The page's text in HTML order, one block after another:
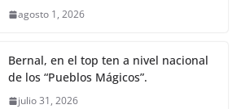
agosto 1, 2026
Bernal, en el top ten a nivel nacional
de los “Pueblos Mágicos”.
julio 31, 2026